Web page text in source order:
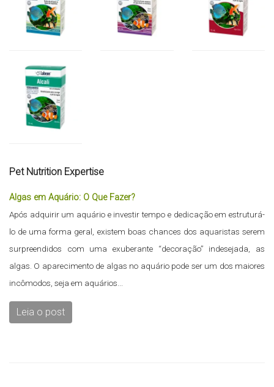
Pet Nutrition Expertise
Algas em Aquário: O Que Fazer?
Após adquirir um aquário e investir tempo e dedicação em estruturá-
lo de uma forma geral, existem boas chances dos aquaristas serem
surpreendidos com uma exuberante “decoração” indesejada, as
algas. O aparecimento de algas no aquário pode ser um dos maiores
incômodos, seja em aquários...
Leia o post